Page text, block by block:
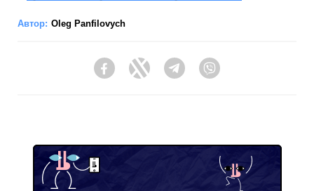
Автор: Oleg Panfilovych
FacebookTwitter Telegram